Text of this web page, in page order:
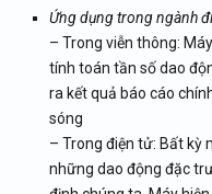
Ứng dụng trong ngành
– Trong viễn thông:
tính toán tần số dao
ra kết quả báo cáo
sóng
– Trong điện tử: Bất kỳ
những dao động đặc